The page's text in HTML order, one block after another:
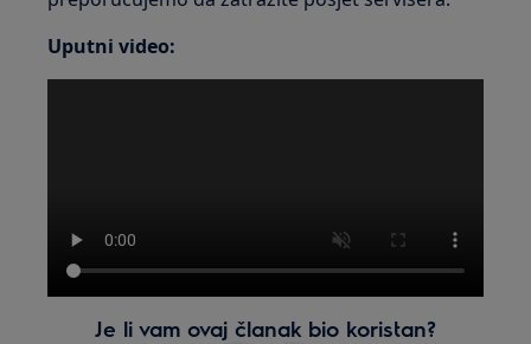
Uputni video:
Je li vam ovaj članak bio koristan?